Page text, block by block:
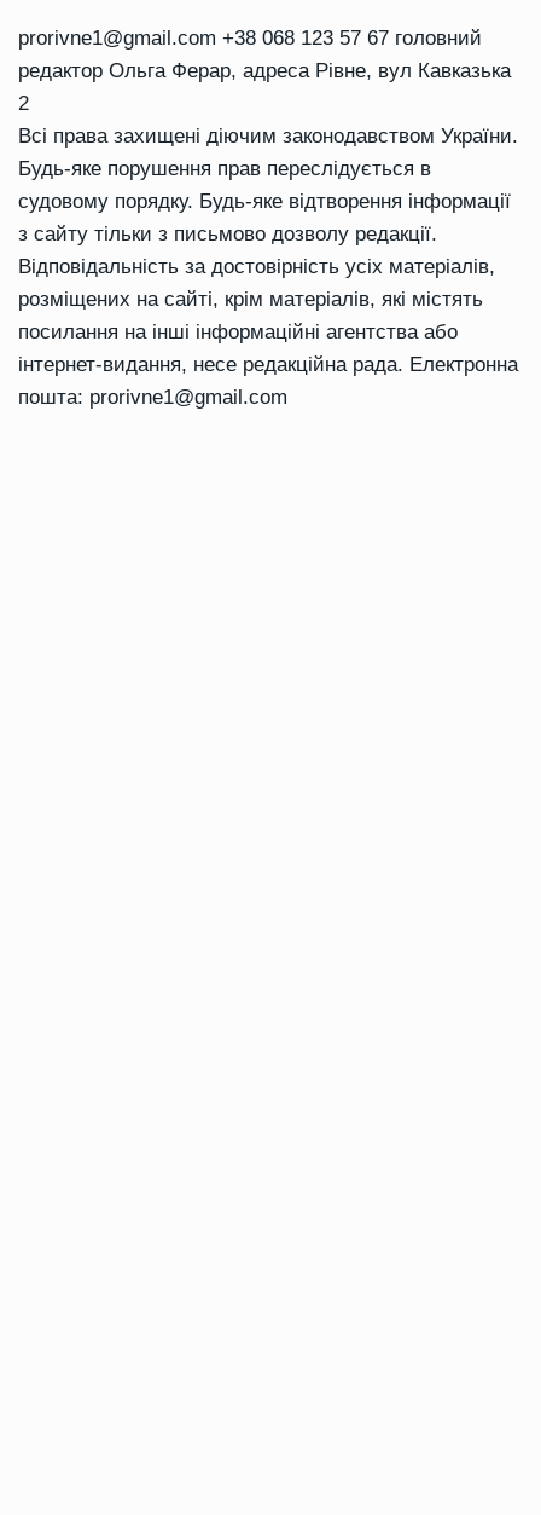
prorivne1@gmail.com +38 068 123 57 67 головний
редактор Ольга Ферар, адреса Рівне, вул Кавказька
2
Всі права захищені діючим законодавством України.
Будь-яке порушення прав переслідується в
судовому порядку. Будь-яке відтворення інформації
з сайту тільки з письмово дозволу редакції.
Відповідальність за достовірність усіх матеріалів,
розміщених на сайті, крім матеріалів, які містять
посилання на інші інформаційні агентства або
інтернет-видання, несе редакційна рада. Електронна
пошта: prorivne1@gmail.com